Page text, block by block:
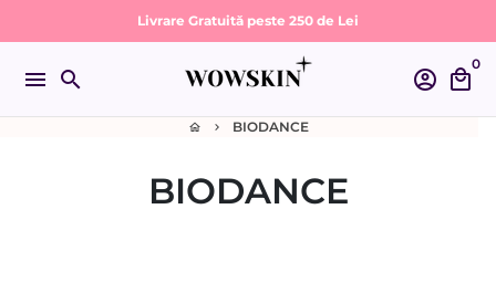
la
conținut
Livrare Gratuită peste 250 de Lei
menu search account_circle local_mall
0
home keyboard_arrow_right BIODANCE
BIODANCE